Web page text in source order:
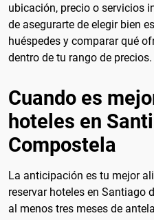
ubicación, precio o servicios
de asegurarte de elegir bien
huéspedes y comparar qué
dentro de tu rango de precios.
Cuando es
hoteles en
Compostela
La anticipación es tu mejor
reservar hoteles en Santiago
al menos tres meses de